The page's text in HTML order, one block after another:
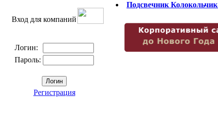
Вход для компаний
Логин:
Пароль:
Регистрация
Подсвечник